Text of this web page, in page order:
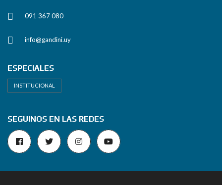
091 367 080
info@gandini.uy
ESPECIALES
INSTITUCIONAL
SEGUINOS EN LAS REDES